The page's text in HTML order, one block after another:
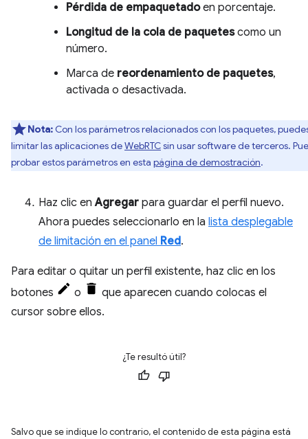
Pérdida de empaquetadoen porcentaje.
Longitud de la cola de paquetescomo un
número.
Marca de reordenamiento de paquetes,
activada o desactivada.
Nota: Con los parámetros relacionados con los paquetes,
limitar las aplicaciones deWebRTCsin usar software de terceros.
probar estos parámetros en esta página de demostración.
Haz clic enAgregar para guardar el perfil nuevo.
Ahora puedes seleccionarlo en la lista desplegable
de limitación en el panel Red.
Para editar o quitar un perfil existente, haz clic en los
botones
o
que aparecen cuando colocas el
cursor sobre ellos.
¿Te resultó útil?
Salvo que se indique lo contrario, el contenido de esta página está